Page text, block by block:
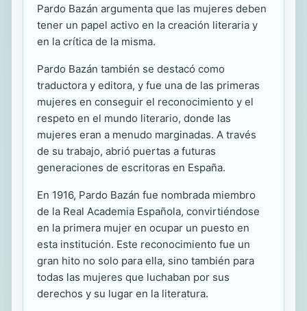
Pardo Bazán argumenta que las mujeres deben
tener un papel activo en la creación literaria y
en la crítica de la misma.
Pardo Bazán también se destacó como
traductora y editora, y fue una de las primeras
mujeres en conseguir el reconocimiento y el
respeto en el mundo literario, donde las
mujeres eran a menudo marginadas. A través
de su trabajo, abrió puertas a futuras
generaciones de escritoras en España.
En 1916, Pardo Bazán fue nombrada miembro
de la Real Academia Española, convirtiéndose
en la primera mujer en ocupar un puesto en
esta institución. Este reconocimiento fue un
gran hito no solo para ella, sino también para
todas las mujeres que luchaban por sus
derechos y su lugar en la literatura.